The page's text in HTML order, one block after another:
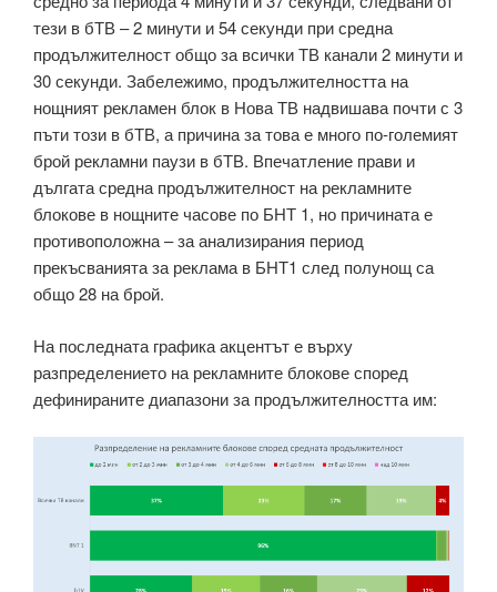
тези в бТВ – 2 минути и 54 секунди при средна
продължителност общо за всички ТВ канали 2 минути и
30 секунди. Забележимо, продължителността на
нощният рекламен блок в Нова ТВ надвишава почти с 3
пъти този в бТВ, а причина за това е много по-големият
брой рекламни паузи в бТВ. Впечатление прави и
дългата средна продължителност на рекламните
блокове в нощните часове по БНТ 1, но причината е
противоположна – за анализирания период
прекъсванията за реклама в БНТ1 след полунощ са
общо 28 на брой.
На последната графика акцентът е върху
разпределението на рекламните блокове според
дефинираните диапазони за продължителността им: